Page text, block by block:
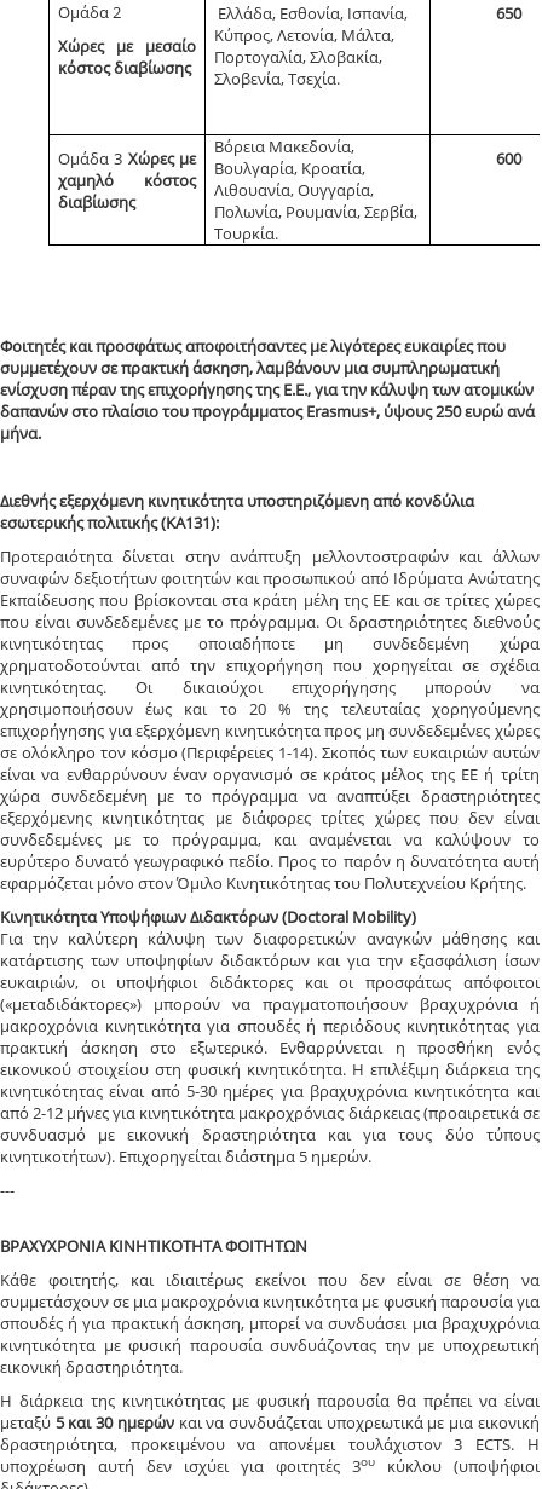
Ομάδα 2
Χώρες με μεσαίο
κόστος διαβίωσης
Ελλάδα, Εσθονία, Ισπανία,
Κύπρος, Λετονία, Μάλτα,
Πορτογαλία, Σλοβακία,
Σλοβενία, Τσεχία.
650
Ομάδα 3 Χώρες με
χαμηλό κόστος
διαβίωσης
Βόρεια Μακεδονία,
Βουλγαρία, Κροατία,
Λιθουανία, Ουγγαρία,
Πολωνία, Ρουμανία, Σερβία,
Τουρκία.
600
Φοιτητές και προσφάτως αποφοιτήσαντες με λιγότερες ευκαιρίες που
συμμετέχουν σε πρακτική άσκηση, λαμβάνουν μια συμπληρωματική
ενίσχυση πέραν της επιχορήγησης της Ε.Ε., για την κάλυψη των ατομικών
δαπανών στο πλαίσιο του προγράμματος Erasmus+, ύψους 250 ευρώ ανά
μήνα.
Διεθνής εξερχόμενη κινητικότητα υποστηριζόμενη από κονδύλια
εσωτερικής πολιτικής (ΚΑ131):
Προτεραιότητα δίνεται στην ανάπτυξη μελλοντοστραφών και άλλων
συναφών δεξιοτήτων φοιτητών και προσωπικού από Ιδρύματα Ανώτατης
Εκπαίδευσης που βρίσκονται στα κράτη μέλη της ΕΕ και σε τρίτες χώρες
που είναι συνδεδεμένες με το πρόγραμμα. Οι δραστηριότητες διεθνούς
κινητικότητας προς οποιαδήποτε μη συνδεδεμένη χώρα
χρηματοδοτούνται από την επιχορήγηση που χορηγείται σε σχέδια
κινητικότητας. Οι δικαιούχοι επιχορήγησης μπορούν να
χρησιμοποιήσουν έως και το 20 % της τελευταίας χορηγούμενης
επιχορήγησης για εξερχόμενη κινητικότητα προς μη συνδεδεμένες χώρες
σε ολόκληρο τον κόσμο (Περιφέρειες 1-14). Σκοπός των ευκαιριών αυτών
είναι να ενθαρρύνουν έναν οργανισμό σε κράτος μέλος της ΕΕ ή τρίτη
χώρα συνδεδεμένη με το πρόγραμμα να αναπτύξει δραστηριότητες
εξερχόμενης κινητικότητας με διάφορες τρίτες χώρες που δεν είναι
συνδεδεμένες με το πρόγραμμα, και αναμένεται να καλύψουν το
ευρύτερο δυνατό γεωγραφικό πεδίο. Προς το παρόν η δυνατότητα αυτή
εφαρμόζεται μόνο στον Όμιλο Κινητικότητας του Πολυτεχνείου Κρήτης.
Κινητικότητα Υποψήφιων Διδακτόρων (Doctoral Mobility)
Για την καλύτερη κάλυψη των διαφορετικών αναγκών μάθησης και
κατάρτισης των υποψηφίων διδακτόρων και για την εξασφάλιση ίσων
ευκαιριών, οι υποψήφιοι διδάκτορες και οι προσφάτως απόφοιτοι
(«μεταδιδάκτορες») μπορούν να πραγματοποιήσουν βραχυχρόνια ή
μακροχρόνια κινητικότητα για σπουδές ή περιόδους κινητικότητας για
πρακτική άσκηση στο εξωτερικό. Ενθαρρύνεται η προσθήκη ενός
εικονικού στοιχείου στη φυσική κινητικότητα. Η επιλέξιμη διάρκεια της
κινητικότητας είναι από 5-30 ημέρες για βραχυχρόνια κινητικότητα και
από 2-12 μήνες για κινητικότητα μακροχρόνιας διάρκειας (προαιρετικά σε
συνδυασμό με εικονική δραστηριότητα και για τους δύο τύπους
κινητικοτήτων). Επιχορηγείται διάστημα 5 ημερών.
---
ΒΡΑΧΥΧΡΟΝΙΑ ΚΙΝΗΤΙΚΟΤΗΤΑ ΦΟΙΤΗΤΩΝ
Κάθε φοιτητής, και ιδιαιτέρως εκείνοι που δεν είναι σε θέση να
συμμετάσχουν σε μια μακροχρόνια κινητικότητα με φυσική παρουσία για
σπουδές ή για πρακτική άσκηση, μπορεί να συνδυάσει μια βραχυχρόνια
κινητικότητα με φυσική παρουσία συνδυάζοντας την με υποχρεωτική
εικονική δραστηριότητα.
H διάρκεια της κινητικότητας με φυσική παρουσία θα πρέπει να είναι
μεταξύ 5 και 30 ημερώνκαι να συνδυάζεται υποχρεωτικά με μια εικονική
δραστηριότητα, προκειμένου να απονέμει τουλάχιστον 3 ECTS. Η
υποχρέωση αυτή δεν ισχύει για φοιτητές 3ουκύκλου (υποψήφιοι